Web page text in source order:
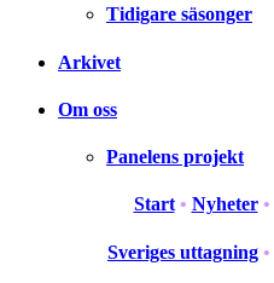
Tidigare säsonger
Arkivet
Om oss
Panelens projekt
Start • Nyheter •
Sveriges uttagning •